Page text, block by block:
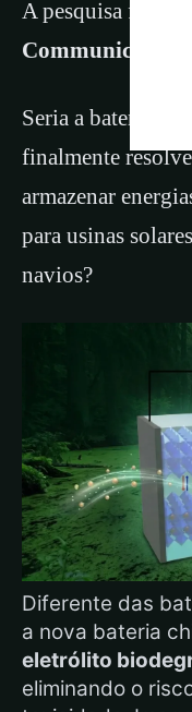
A pesquisa foi
Communications
Seria a bateria de
finalmente
armazenar
para usinas
navios?
Diferente das
a nova bateria
eletrólito
eliminando o